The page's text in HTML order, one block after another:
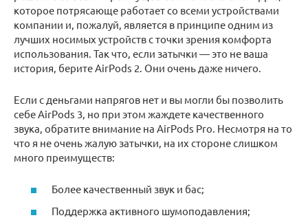
которое потрясающе работает со всеми устройствами
компании и, пожалуй, является в принципе одним из
лучших носимых устройств с точки зрения комфорта
использования. Так что, если затычки — это не ваша
история, берите AirPods 2. Они очень даже ничего.
Если с деньгами напрягов нет и вы могли бы позволить
себе AirPods 3, но при этом жаждете качественного
звука, обратите внимание на AirPods Pro. Несмотря на то
что я не очень жалую затычки, на их стороне слишком
много преимуществ:
Более качественный звук и бас;
Поддержка активного шумоподавления;